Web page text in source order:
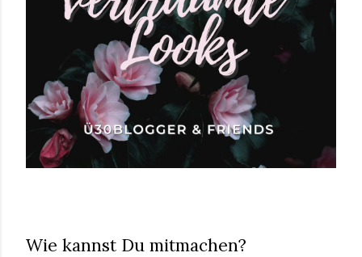
Wie kannst Du mitmachen?